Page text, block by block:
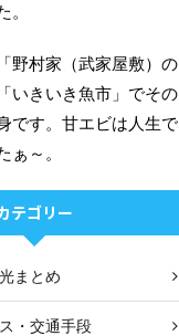
野村家（武家屋敷）の
いきいき魚市」でその
です。甘エビは人生で
ぁ～。
テゴリー
まとめ
・交通手段